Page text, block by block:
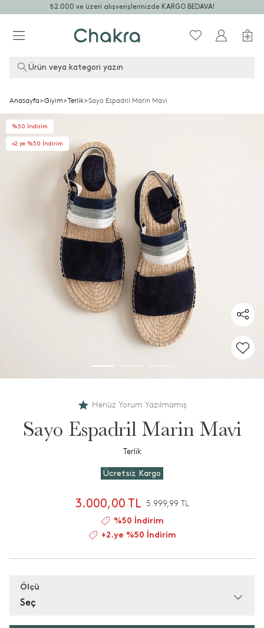
₺2.000 ve üzeri alışverişlerinizde KARGO BEDAVA!
Ürün veya kategori yazın
Anasayfa>Giyim>Terlik>Sayo Espadril Marin Mavi
%50 İndirim
+2.ye %50 İndirim
Henüz Yorum Yazılmamış
Sayo Espadril Marin Mavi
Terlik
Ücretsiz Kargo
3.000,00 TL 5.999,99 TL
%50 İndirim
+2.ye %50 İndirim
Ölçü
Seç